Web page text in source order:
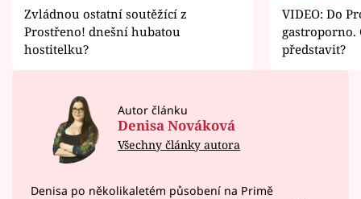
Zvládnou ostatní soutěžící z
Prostřeno! dnešní hubatou
hostitelku?
VIDEO: Do
gastroporno.
představit?
Autor článku
Denisa Nováková
Všechny články autora
Denisa po několikaletém působení na Primě